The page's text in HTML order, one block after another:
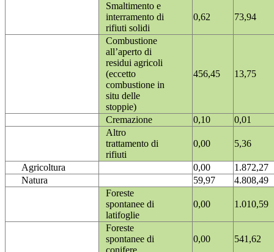
Smaltimento e
interramento di
rifiuti solidi
0,62 73,94
Combustione
all’aperto di
residui agricoli
(eccetto
combustione in
situ delle
stoppie)
456,45 13,75
Cremazione 0,10
0,01
Altro
trattamento di
rifiuti
0,00 5,36
Agricoltura 0,00
1.872,27
Natura
59,97
4.808,49
Foreste
spontanee di
latifoglie
0,00 1.010,59
Foreste
spontanee di
0,00 541,62